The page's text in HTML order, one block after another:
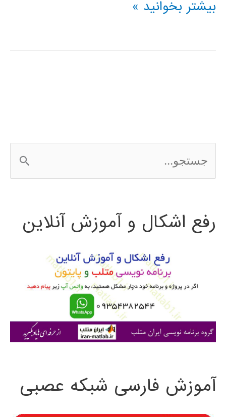
آموزش
پایگاه
بیشتر بخوانید »
س
ج
ی
رفع اشکال و آموزش آنلاین
آموزش فارسی شبکه عصبی